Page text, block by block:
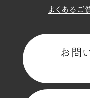
よくあるご
お問